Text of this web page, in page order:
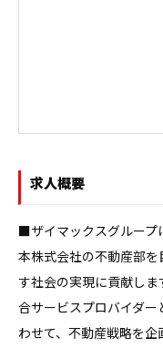
求人概要
■ザイマックスグループ
本株式会社の不動産部
す社会の実現に貢献し
合サービスプロバイダ
わせて、不動産戦略を